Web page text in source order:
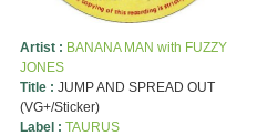
Artist : BANANA MAN with FUZZY
JONES
Title : JUMP AND SPREAD OUT
(VG+/Sticker)
Label : TAURUS